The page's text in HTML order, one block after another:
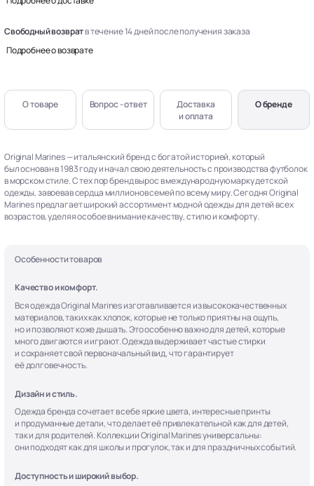
Свободный возвратв течение 14 дней после получения заказа
Подробнее о возврате
О товаре Вопрос - ответ
Доставка
и оплата
О бренде
Original Marines — итальянский бренд с богатой историей, который
был основан в 1983 году и начал свою деятельность с производства футболок
в морском стиле. С тех пор бренд вырос в международную марку детской
одежды, завоевав сердца миллионов семей по всему миру. Сегодня Original
Marines предлагает широкий ассортимент модной одежды для детей всех
возрастов, уделяя особое внимание качеству, стилю и комфорту.
Особенности товаров
Качество и комфорт.
Вся одежда Original Marines изготавливается из высококачественных
материалов, таких как хлопок, которые не только приятны на ощупь,
но и позволяют коже дышать. Это особенно важно для детей, которые
много двигаются и играют. Одежда выдерживает частые стирки
и сохраняет свой первоначальный вид, что гарантирует
её долговечность.
Дизайн и стиль.
Одежда бренда сочетает в себе яркие цвета, интересные принты
и продуманные детали, что делает её привлекательной как для детей,
так и для родителей. Коллекции Original Marines универсальны:
они подходят как для школы и прогулок, так и для праздничных событий.
Доступность и широкий выбор.